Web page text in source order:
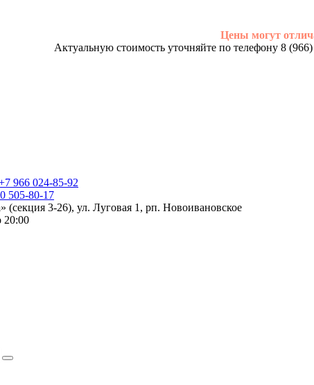
Цены могут
Актуальную стоимость уточняйте по телефону 8
966 024-85-92
505-80-17
(секция 3-26), ул. Луговая 1, рп. Новоивановское
20:00